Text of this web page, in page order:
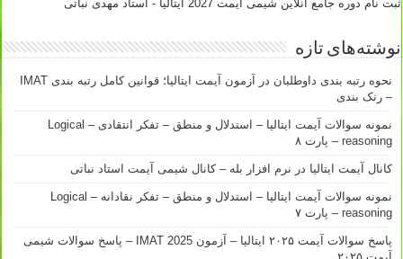
ثبت نام دوره جامع آنلاین شیمی آیمت 2027 ایتالیا - استاد مهدی نباتی
نوشته‌های تازه
نحوه رتبه بندی داوطلبان در آزمون آیمت ایتالیا؛ قوانین کامل رتبه بندی IMAT
– رنک بندی
نمونه سوالات آیمت ایتالیا – استدلال و منطق – تفکر انتقادی – Logical
reasoning – پارت ۸
کانال آیمت ایتالیا در نرم افزار بله – کانال شیمی آیمت استاد نباتی
نمونه سوالات آیمت ایتالیا – استدلال و منطق – تفکر نقادانه – Logical
reasoning – پارت ۷
پاسخ سوالات آیمت ۲۰۲۵ ایتالیا – آزمون IMAT 2025 – پاسخ سوالات شیمی